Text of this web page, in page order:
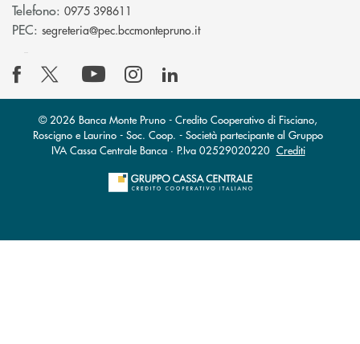
Telefono: 0975 398611
PEC: segreteria@pec.bccmontepruno.it(si apre l’app di posta
© 2026 Banca Monte Pruno - Credito Cooperativo di Fisciano,
Roscigno e Laurino - Soc. Coop. - Società partecipante al Gruppo
IVA Cassa Centrale Banca · P.Iva 02529020220 Crediti